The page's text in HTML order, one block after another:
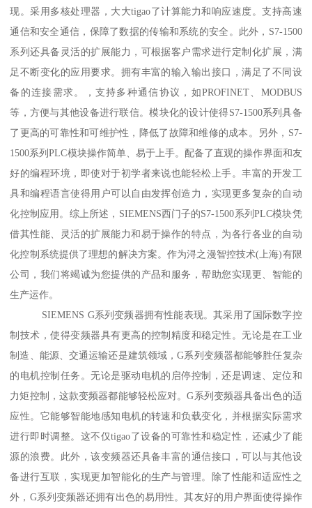
现。采用多核处理器，大大tigao了计算能力和响应速度。支持高速
通信和安全通信，保障了数据的传输和系统的安全。此外，S7-1500
系列还具备灵活的扩展能力，可根据客户需求进行定制化扩展，满
足不断变化的应用要求。拥有丰富的输入输出接口，满足了不同设
备的连接需求。，支持多种通信协议，如PROFINET、MODBUS
等，方便与其他设备进行联信。模块化的设计使得S7-1500系列具备
了更高的可靠性和可维护性，降低了故障和维修的成本。另外，S7-
1500系列PLC模块操作简单、易于上手。配备了直观的操作界面和友
好的编程环境，即使对于初学者来说也能轻松上手。丰富的开发工
具和编程语言使得用户可以自由发挥创造力，实现更多复杂的自动
化控制应用。综上所述，SIEMENS西门子的S7-1500系列PLC模块凭
借其性能、灵活的扩展能力和易于操作的特点，为各行各业的自动
化控制系统提供了理想的解决方案。作为浔之漫智控技术(上海)有限
公司，我们将竭诚为您提供的产品和服务，帮助您实现更、智能的
生产运作。
SIEMENS G系列变频器拥有性能表现。其采用了国际数字控
制技术，使得变频器具有更高的控制精度和稳定性。无论是在工业
制造、能源、交通运输还是建筑领域，G系列变频器都能够胜任复杂
的电机控制任务。无论是驱动电机的启停控制，还是调速、定位和
力矩控制，这款变频器都能够轻松应对。G系列变频器具备出色的适
应性。它能够智能地感知电机的转速和负载变化，并根据实际需求
进行即时调整。这不仅tigao了设备的可靠性和稳定性，还减少了能
源的浪费。此外，该变频器还具备丰富的通信接口，可以与其他设
备进行互联，实现更加智能化的生产与管理。除了性能和适应性之
外，G系列变频器还拥有出色的易用性。其友好的用户界面使得操作